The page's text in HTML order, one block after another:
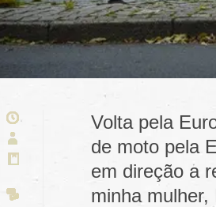
Volta pela
de moto pela
em direção a
minha